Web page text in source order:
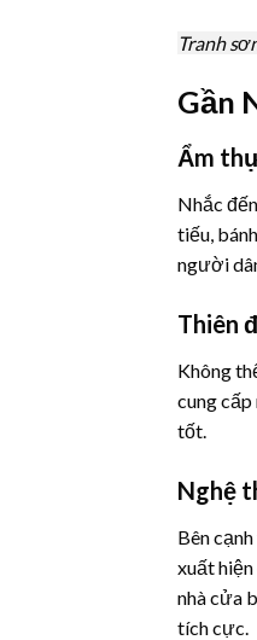
Tranh
Gần
Ẩm
Nhắc đến
tiếu,
người
Thiên
Không
cung
tốt.
Nghệ
Bên
xuất hiện
nhà cửa
tích cực.